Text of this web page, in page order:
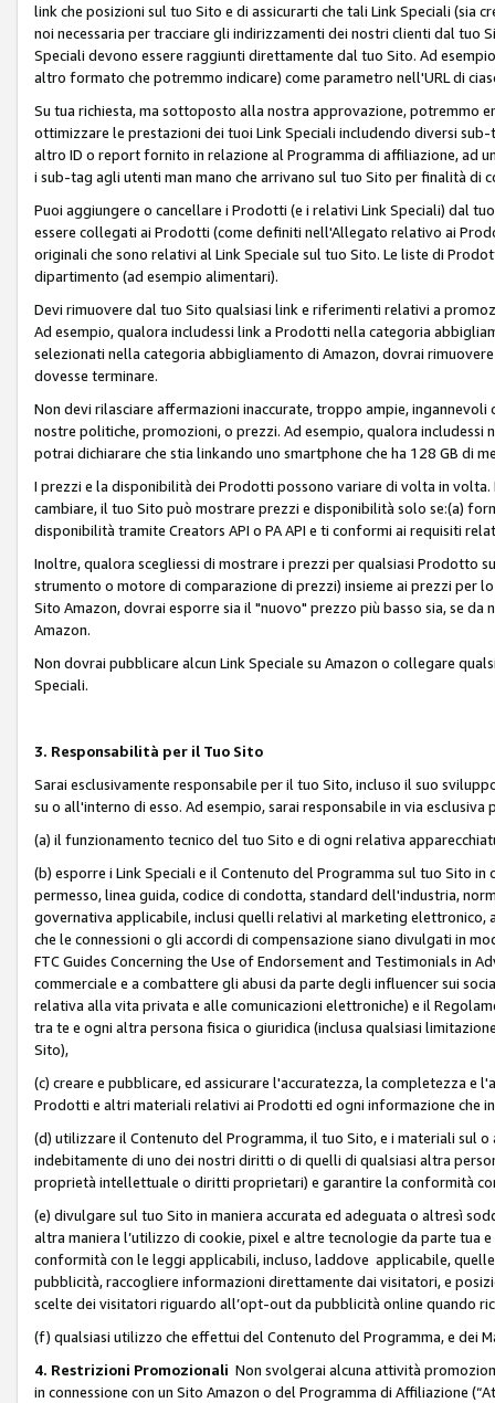
link che posizioni sul tuo Sito e di assicurarti che tali Link Speciali
noi necessaria per tracciare gli indirizzamenti dei nostri clienti dal tuo
Speciali devono essere raggiunti direttamente dal tuo Sito. Ad
altro formato che potremmo indicare) come parametro nell'URL di
Su tua richiesta, ma sottoposto alla nostra approvazione,
ottimizzare le prestazioni dei tuoi Link Speciali includendo diversi sub-
altro ID o report fornito in relazione al Programma di affiliazione, ad
i sub-tag agli utenti man mano che arrivano sul tuo Sito per finalità
Puoi aggiungere o cancellare i Prodotti (e i relativi Link Speciali) dal
essere collegati ai Prodotti (come definiti nell'Allegato relativo ai
originali che sono relativi al Link Speciale sul tuo Sito. Le liste di
dipartimento (ad esempio alimentari).
Devi rimuovere dal tuo Sito qualsiasi link e riferimenti relativi a
Ad esempio, qualora includessi link a Prodotti nella categoria
selezionati nella categoria abbigliamento di Amazon, dovrai
dovesse terminare.
Non devi rilasciare affermazioni inaccurate, troppo ampie,
nostre politiche, promozioni, o prezzi. Ad esempio, qualora includessi
potrai dichiarare che stia linkando uno smartphone che ha 128 GB di
I prezzi e la disponibilità dei Prodotti possono variare di volta in
cambiare, il tuo Sito può mostrare prezzi e disponibilità solo se:(a)
disponibilità tramite Creators API o PA API e ti conformi ai requisiti
Inoltre, qualora scegliessi di mostrare i prezzi per qualsiasi Prodotto
strumento o motore di comparazione di prezzi) insieme ai prezzi
Sito Amazon, dovrai esporre sia il "nuovo" prezzo più basso sia, se
Amazon.
Non dovrai pubblicare alcun Link Speciale su Amazon o collegare
Speciali.
3. Responsabilità per il Tuo Sito
Sarai esclusivamente responsabile per il tuo Sito, incluso il suo
su o all'interno di esso. Ad esempio, sarai responsabile in via esclusiva
(a) il funzionamento tecnico del tuo Sito e di ogni relativa
(b) esporre i Link Speciali e il Contenuto del Programma sul tuo Sito in
permesso, linea guida, codice di condotta, standard dell'industria,
governativa applicabile, inclusi quelli relativi al marketing
che le connessioni o gli accordi di compensazione siano divulgati in
FTC Guides Concerning the Use of Endorsement and Testimonials in
commerciale e a combattere gli abusi da parte degli influencer sui
relativa alla vita privata e alle comunicazioni elettroniche) e il
tra te e ogni altra persona fisica o giuridica (inclusa qualsiasi
Sito),
(c) creare e pubblicare, ed assicurare l'accuratezza, la completezza
Prodotti e altri materiali relativi ai Prodotti ed ogni informazione che
(d) utilizzare il Contenuto del Programma, il tuo Sito, e i materiali sul
indebitamente di uno dei nostri diritti o di quelli di qualsiasi altra
proprietà intellettuale o diritti proprietari) e garantire la conformità
(e) divulgare sul tuo Sito in maniera accurata ed adeguata o altresì
altra maniera l’utilizzo di cookie, pixel e altre tecnologie da parte tua
conformità con le leggi applicabili, incluso, laddove applicabile,
pubblicità, raccogliere informazioni direttamente dai visitatori, e
scelte dei visitatori riguardo all’opt-out da pubblicità online quando
(f) qualsiasi utilizzo che effettui del Contenuto del Programma, e dei
4. Restrizioni Promozionali Non svolgerai alcuna attività
in connessione con un Sito Amazon o del Programma di Affiliazione